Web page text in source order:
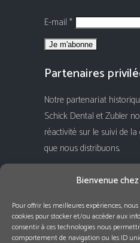
Bienvenue
Pour offrir les meilleures expériences,
cookies pour stocker et/ou accéder aux
consentir à ces technologies nous
comportement de navigation ou les ID
E-mail *
Partenaires
Notre partenariat
Schick Dental et Zubler
réactivité sur le suivi de
que nous distribuons.
Rejoignez-nous !